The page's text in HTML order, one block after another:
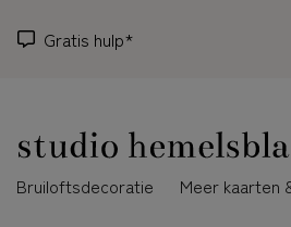
Gratis hulp*
Bruiloftsdecoratie Meer kaarten